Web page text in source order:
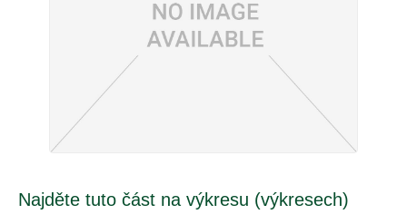
Najděte tuto část na výkresu (výkresech)